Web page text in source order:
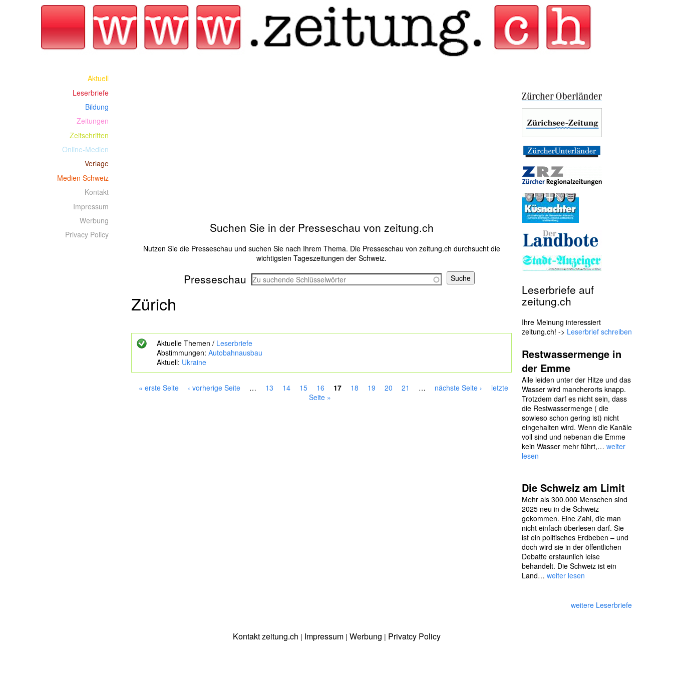
Jump to navigation
Suchen Sie in der Presseschau von zeitung.ch
Nutzen Sie die Presseschau und suchen Sie nach Ihrem Thema. Die Presseschau von zeitung.ch durchsucht die
wichtigsten Tageszeitungen der Schweiz.
Presseschau
s
u
e
S
Zürich
Aktuelle Themen / Leserbriefe
Abstimmungen: Autobahnausbau
Aktuell: Ukraine
« erste Seite ‹ vorherige Seite … 13 14 15 16 17 18 19 20 21 … nächste Seite ›
letzte
Seite »
Aktuell
Leserbriefe
Bildung
Zeitungen
Zeitschriften
Online-Medien
Verlage
Medien Schweiz
Kontakt
Impressum
Werbung
Privacy Policy
Leserbriefe auf
zeitung.ch
Ihre Meinung interessiert
zeitung.ch! -> Leserbrief schreiben
Restwassermenge in
der Emme
Alle leiden unter der Hitze und das
Wasser wird mancherorts knapp.
Trotzdem darf es nicht sein, dass
die Restwassermenge ( die
sowieso schon gering ist) nicht
eingehalten wird. Wenn die Kanäle
voll sind und nebenan die Emme
kein Wasser mehr führt,… weiter
lesen
Die Schweiz am Limit
Mehr als 300.000 Menschen sind
2025 neu in die Schweiz
gekommen. Eine Zahl, die man
nicht einfach überlesen darf. Sie
ist ein politisches Erdbeben – und
doch wird sie in der öffentlichen
Debatte erstaunlich leise
behandelt. Die Schweiz ist ein
Land… weiter lesen
weitere Leserbriefe
Kontakt zeitung.ch | Impressum| Werbung | Privatcy Policy